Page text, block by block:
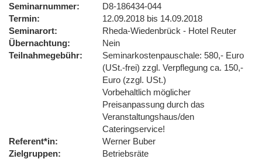
Seminarnummer
D8-186434-044
Termin
12.09.2018 bis 14.09.2018
Seminarort
Rheda-Wiedenbrück - Hotel Reuter
Übernachtung
Nein
Teilnahmegebühr
Seminarkostenpauschale: 580,- Euro
(USt.-frei) zzgl. Verpflegung ca. 150,-
Euro (zzgl. USt.)
Vorbehaltlich möglicher
Preisanpassung durch das
Veranstaltungshaus/den
Cateringservice!
Referent*in
Werner Buber
Zielgruppen
Betriebsräte